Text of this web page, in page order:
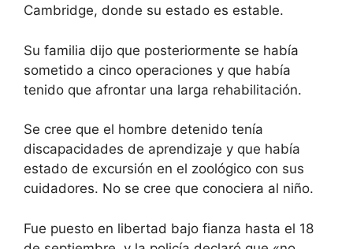
Cambridge, donde su estado es estable.
Su familia dijo que posteriormente se había
sometido a cinco operaciones y que había
tenido que afrontar una larga rehabilitación.
Se cree que el hombre detenido tenía
discapacidades de aprendizaje y que había
estado de excursión en el zoológico con sus
cuidadores. No se cree que conociera al niño.
Fue puesto en libertad bajo fianza hasta el 18